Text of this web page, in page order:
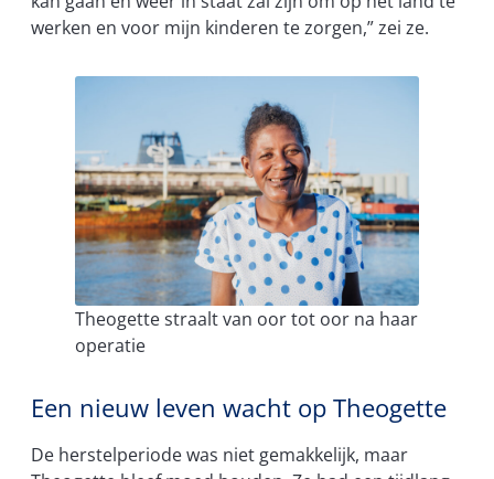
werken en voor mijn kinderen te zorgen,” zei ze.
Theogette straalt van oor tot oor na haar
operatie
Een nieuw leven wacht op Theogette
De herstelperiode was niet gemakkelijk, maar